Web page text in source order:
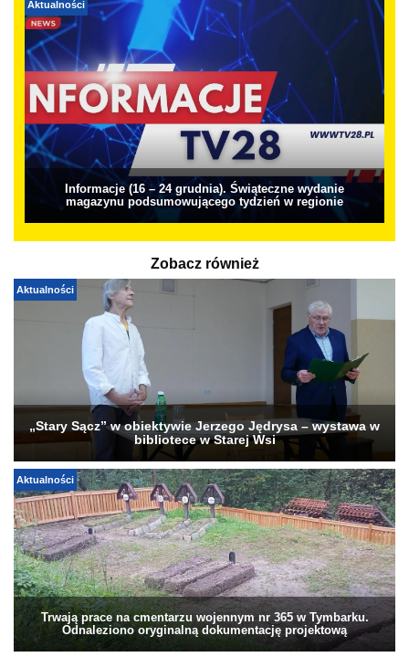
Aktualności
Informacje (16 – 24 grudnia). Świąteczne wydanie
magazynu podsumowującego tydzień w regionie
Zobacz również
Aktualności
„Stary Sącz” w obiektywie Jerzego Jędrysa – wystawa w
bibliotece w Starej Wsi
Aktualności
Trwają prace na cmentarzu wojennym nr 365 w Tymbarku.
Odnaleziono oryginalną dokumentację projektową